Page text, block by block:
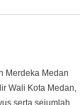
Merdeka Medan
Wali Kota Medan,
serta sejumlah